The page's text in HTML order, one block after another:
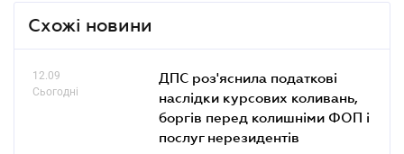
Схожі новини
12.09
Сьогодні
ДПС роз'яснила податкові
наслідки курсових коливань,
боргів перед колишніми ФОП і
послуг нерезидентів